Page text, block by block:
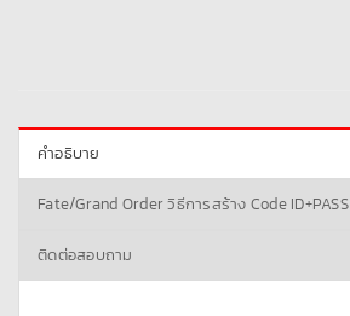
คำอธิบาย
Fate/Grand Order วิธีการสร้าง Code ID+PASS
ติดต่อสอบถาม